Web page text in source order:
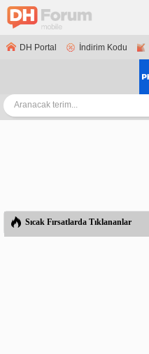
DH Portal İndirim Kodu
Sıcak Fırsatlarda Tıklananlar